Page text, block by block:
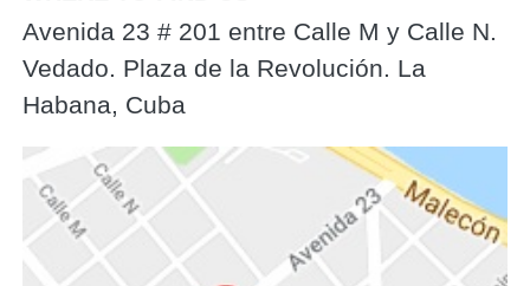
Avenida 23 # 201 entre Calle M y Calle N.
Vedado. Plaza de la Revolución. La
Habana, Cuba